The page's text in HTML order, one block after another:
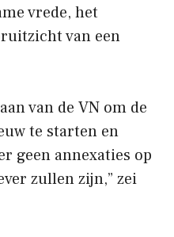
vrede, het
van een
van de VN om de
te starten en
geen annexaties op
zullen zijn,” zei